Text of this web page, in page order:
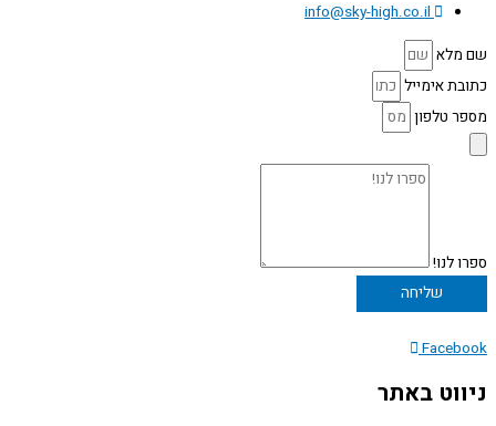
info@sky-high.co.il
שם מלא
כתובת אימייל
מספר טלפון
ספרו לנו!
שליחה
Facebook
ניווט באתר